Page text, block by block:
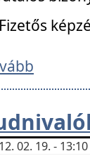
02. 19. -